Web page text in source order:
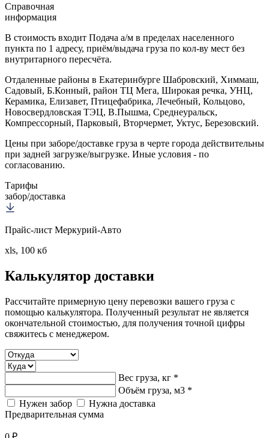
Справочная
информация
В стоимость входит Подача а/м в пределах населенного
пункта по 1 адресу, приём/выдача груза по кол-ву мест без
внутритарного пересчёта.
Отдаленные районы в Екатеринбурге Шабровский, Химмаш,
Садовый, Б.Конный, район ТЦ Мега, Широкая речка, УНЦ,
Керамика, Елизавет, Птицефабрика, Лечебный, Кольцово,
Новосвердловская ТЭЦ, В.Пышма, Среднеуральск,
Компрессорный, Парковый, Вторчермет, Уктус, Березовский.
Цены при заборе/доставке груза в черте города действительны
при задней загрузке/выгрузке. Иные условия - по
согласованию.
Тарифы
забор/доставка
Прайс-лист Меркурий-Авто
xls, 100 кб
Калькулятор доставки
Рассчитайте примерную цену перевозки вашего груза с
помощью калькулятора. Полученный результат не является
окончательной стоимостью, для получения точной цифры
свяжитесь с менеджером.
Вес груза, кг *
Объём груза, м3 *
Нужен забор
Нужна доставка
Предварительная сумма